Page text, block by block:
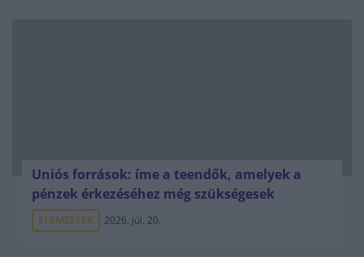
Uniós források: íme a teendők, amelyek a
pénzek érkezéséhez még szükségesek
ELEMZÉSEK 2026. júl. 20.